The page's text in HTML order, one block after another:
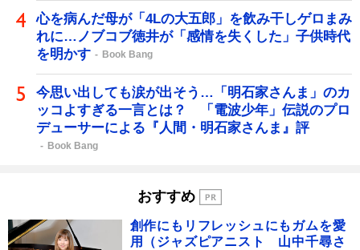
心を病んだ母が「4Lの大五郎」を飲み干しゲロまみ
れに…ノブコブ徳井が「感情を失くした」子供時代
を明かす
Book Bang
今思い出しても涙が出そう…「明石家さんま」のカ
ッコよすぎる一言とは？ 「電波少年」伝説のプロ
デューサーによる『人間・明石家さんま』評
Book Bang
おすすめ
創作にもリフレッシュにもガムを愛
用（ジャズピアニスト 山中千尋さ